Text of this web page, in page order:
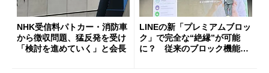
NHK受信料パトカー・消防車
から徴収問題、猛反発を受け
「検討を進めていく」と会長
LINEの新「プレミアムブロッ
ク」で完全な“絶縁”が可能
に？ 従来のブロック機能と